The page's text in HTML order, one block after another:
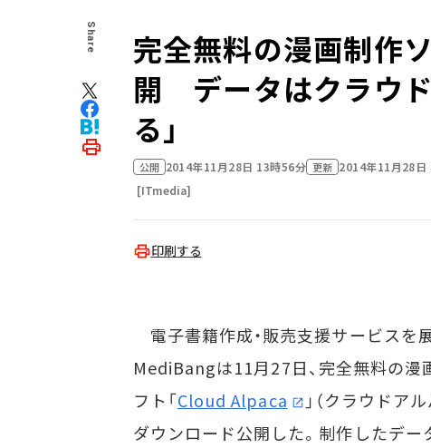
Share
完全無料の漫画制作
開 データはクラウ
る」
公開 2014年11月28日 13時56分 更新 2014年11月28日
[ITmedia]
印刷する
電子書籍作成・販売支援サービスを
MediBangは11月27日、完全無料の漫
フト「Cloud Alpaca
」（クラウドア
ダウンロード公開した。制作したデー